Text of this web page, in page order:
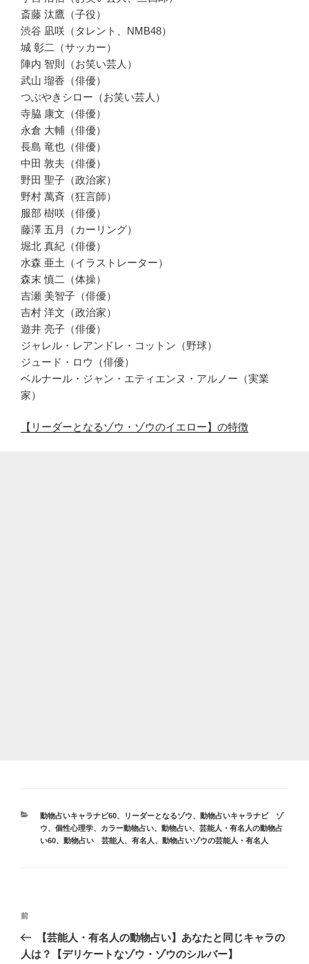
斎藤 汰鷹（子役）
渋谷 凪咲（タレント、NMB48）
城 彰二（サッカー）
陣内 智則（お笑い芸人）
武山 瑠香（俳優）
つぶやきシロー（お笑い芸人）
寺脇 康文（俳優）
永倉 大輔（俳優）
長島 竜也（俳優）
中田 敦夫（俳優）
野田 聖子（政治家）
野村 萬斉（狂言師）
服部 樹咲（俳優）
藤澤 五月（カーリング）
堀北 真紀（俳優）
水森 亜土（イラストレーター）
森末 慎二（体操）
吉瀬 美智子（俳優）
吉村 洋文（政治家）
遊井 亮子（俳優）
ジャレル・レアンドレ・コットン（野球）
ジュード・ロウ（俳優）
ベルナール・ジャン・エティエンヌ・アルノー（実業
家）
【リーダーとなるゾウ・ゾウのイエロー】の特徴
カ
テ
ゴ
動物占いキャラナビ60、 リーダーとなるゾウ、 動物占いキャラナビ ゾ
ウ、 個性心理学、 カラー動物占い、 動物占い、 芸能人・有名人の動物占
い60、 動物占い 芸能人、有名人 、 動物占いゾウの芸能人・有名人
投
ナ
前
の
投
前
【芸能人・有名人の動物占い】あなたと同じキャラの
人は？【デリケートなゾウ・ゾウのシルバー】